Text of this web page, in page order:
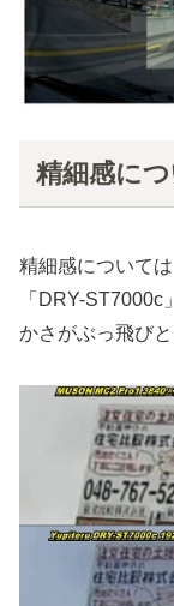
精細感に
精細感について
「DRY-
かさがぶっ飛びと